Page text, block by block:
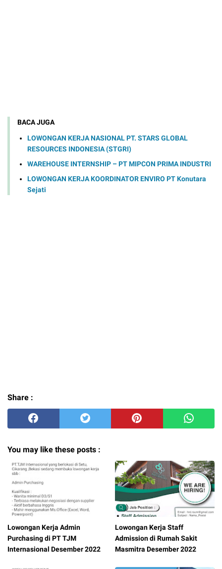
BACA JUGA
LOWONGAN KERJA NASIONAL PT. STARS GLOBAL
RESOURCES INDONESIA (STGRI)
WAREHOUSE INTERNSHIP – PT MIPCON PRIMA INDUSTRI
LOWONGAN KERJA KOORDINATOR ENVIRO PT Konutara
Sejati
Share :
You may like these posts :
Lowongan Kerja Admin
Purchasing di PT TJM
Internasional Desember 2022
Lowongan Kerja Staff
Admission di Rumah Sakit
Masmitra Desember 2022